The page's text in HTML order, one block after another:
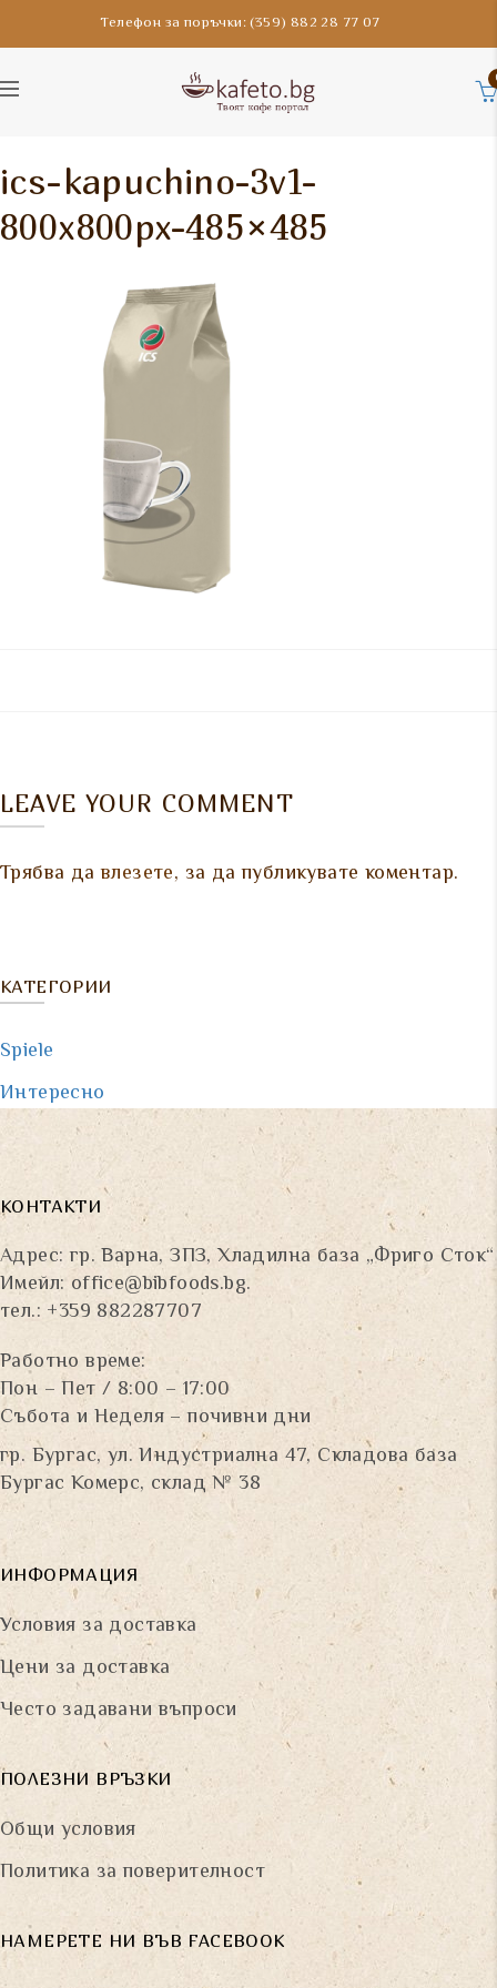
Телефон за поръчки: (359) 882 28 77 07
ics-kapuchino-3v1-
800x800px-485×485
LEAVE YOUR COMMENT
Трябва давлезете, за да публикувате коментар.
КАТЕГОРИИ
Spiele
Интересно
КОНТАКТИ
Адрес: гр. Варна, ЗПЗ, Хладилна база „Фриго Сток“
Имейл: office@bibfoods.bg.
тел.: +359 882287707
Работно време:
Пон – Пет / 8:00 – 17:00
Събота и Неделя – почивни дни
гр. Бургас, ул. Индустриална 47, Складова база
Бургас Комерс, склад № 38
ИНФОРМАЦИЯ
Условия за доставка
Цени за доставка
Често задавани въпроси
ПОЛЕЗНИ ВРЪЗКИ
Общи условия
Политика за поверителност
НАМЕРЕТЕ НИ ВЪВ FACEBOOK